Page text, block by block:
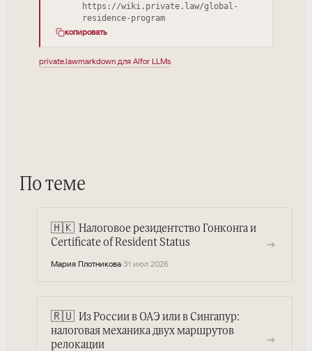
https://wiki.private.law/global-
residence-program
копировать
private.lawmarkdown для AIfor LLMs
По теме
🇭🇰 Налоговое резидентство Гонконга и
Certificate of Resident Status
Мария Плотникова·31 июл 2026
→
🇷🇺 Из России в ОАЭ или в Сингапур:
налоговая механика двух маршрутов
релокации
→